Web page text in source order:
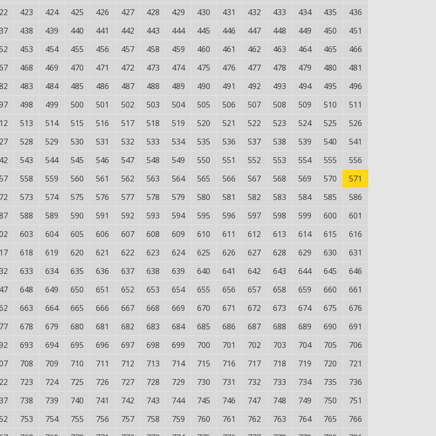
423 424 425 426 427 428 429 430 431 432 433 434 435
436
438 439 440 441 442 443 444 445 446 447 448 449 450
451
453 454 455 456 457 458 459 460 461 462 463 464 465
466
468 469 470 471 472 473 474 475 476 477 478 479 480
481
483 484 485 486 487 488 489 490 491 492 493 494 495
496
498 499 500 501 502 503 504 505 506 507 508 509 510
511
513 514 515 516 517 518 519 520 521 522 523 524 525
526
528 529 530 531 532 533 534 535 536 537 538 539 540
541
543 544 545 546 547 548 549 550 551 552 553 554 555
556
558 559 560 561 562 563 564 565 566 567 568 569 570
571
573 574 575 576 577 578 579 580 581 582 583 584 585
586
588 589 590 591 592 593 594 595 596 597 598 599 600
601
603 604 605 606 607 608 609 610 611 612 613 614 615
616
618 619 620 621 622 623 624 625 626 627 628 629 630
631
633 634 635 636 637 638 639 640 641 642 643 644 645
646
648 649 650 651 652 653 654 655 656 657 658 659 660
661
663 664 665 666 667 668 669 670 671 672 673 674 675
676
678 679 680 681 682 683 684 685 686 687 688 689 690
691
693 694 695 696 697 698 699 700 701 702 703 704 705
706
708 709 710 711 712 713 714 715 716 717 718 719 720
721
723 724 725 726 727 728 729 730 731 732 733 734 735
736
738 739 740 741 742 743 744 745 746 747 748 749 750
751
753 754 755 756 757 758 759 760 761 762 763 764 765
766